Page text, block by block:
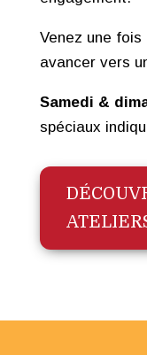
Venez une fois
avancer vers
Samedi &
spéciaux